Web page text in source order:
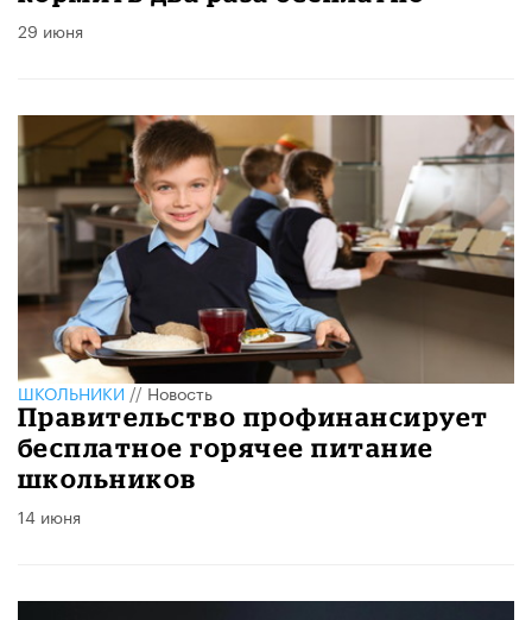
29 июня
ШКОЛЬНИКИ//Новость
Правительство профинансирует
бесплатное горячее питание
школьников
14 июня